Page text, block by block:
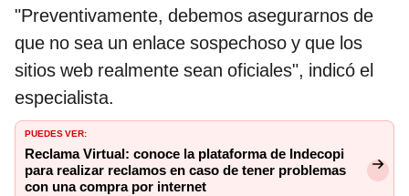
"Preventivamente, debemos asegurarnos de
que no sea un enlace sospechoso y que los
sitios web realmente sean oficiales", indicó el
especialista.
PUEDES VER:
Reclama Virtual: conoce la plataforma de Indecopi
para realizar reclamos en caso de tener problemas
con una compra por internet